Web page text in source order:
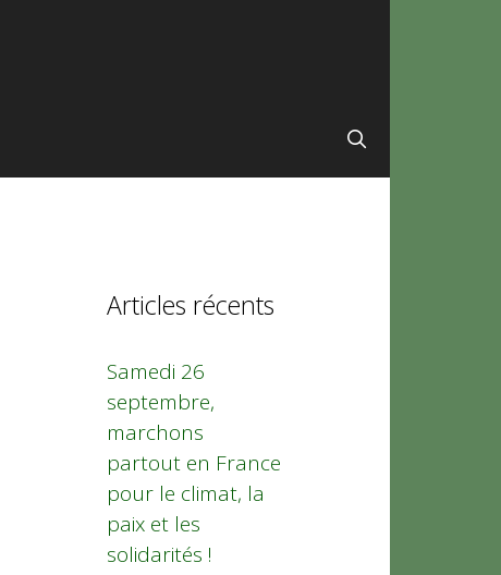
Articles récents
Samedi 26
septembre,
marchons
partout en France
pour le climat, la
paix et les
solidarités !